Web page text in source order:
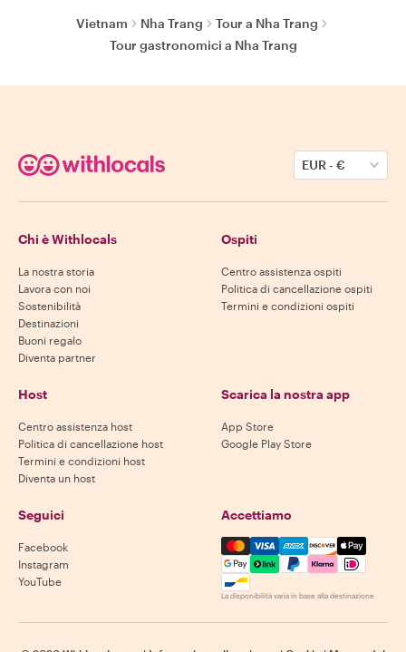
Vietnam Nha Trang
Tour a Nha Trang
Tour gastronomici a Nha Trang
EUR-€
Chi è Withlocals
La nostra storia
Lavora con noi
Sostenibilità
Destinazioni
Buoni regalo
Diventa partner
Ospiti
Centro assistenza ospiti
Politica di cancellazione ospiti
Termini e condizioni ospiti
Host
Centro assistenza host
Politica di cancellazione host
Termini e condizioni host
Diventa un host
Scarica la nostra app
App Store
Google Play Store
Seguici
Facebook
Instagram
YouTube
Accettiamo
Mastercard, Visa, Amex,
La disponibilità varia in base alla destinazione